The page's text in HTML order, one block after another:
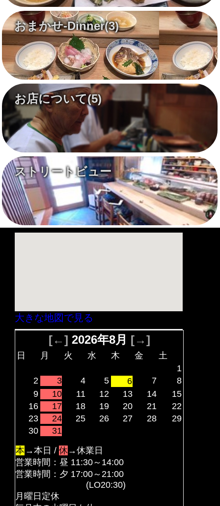
おまかせ-Dinner(3)
お店について(5)
ストリートビュー
大きな地図で見る
[←] 2026年8月 [→]
日 月 火 水 木 金
土
1
2
3 4 5 6 7
8
9
10 11 12 13 14
15
16
17 18 19 20 21
22
23
24 25 26 27 28
29
30
31
本 →本日 / 休→休業日
営業時間：昼 11:30～14:00
営業時間：夕 17:00～21:00
(LO20:30)
月曜日定休